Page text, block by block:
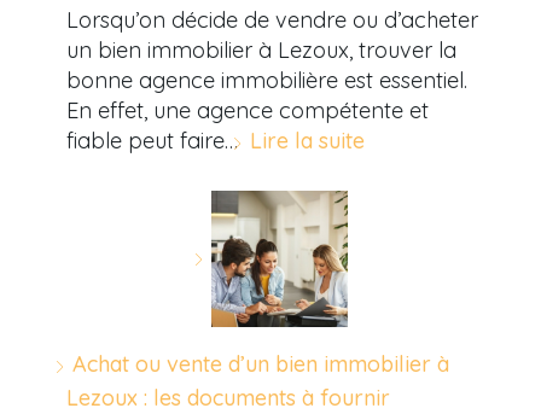
Lorsqu’on décide de vendre ou d’acheter
un bien immobilier à Lezoux, trouver la
bonne agence immobilière est essentiel.
En effet, une agence compétente et
fiable peut faire… Lire la suite
Achat ou vente d’un bien immobilier à
Lezoux : les documents à fournir